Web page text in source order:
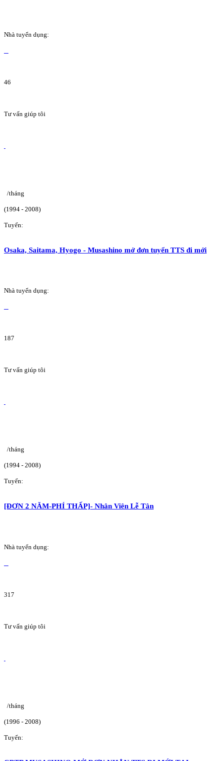
Nhà tuyển dụng:
46
Tư vấn giúp tôi
/tháng
(1994 - 2008)
Tuyển:
Osaka, Saitama, Hyogo - Musashino mở đơn tuyển TTS đi mới
Nhà tuyển dụng:
187
Tư vấn giúp tôi
/tháng
(1994 - 2008)
Tuyển:
[ĐƠN 2 NĂM-PHÍ THẤP]- Nhân Viên Lễ Tân
Nhà tuyển dụng:
317
Tư vấn giúp tôi
/tháng
(1996 - 2008)
Tuyển: